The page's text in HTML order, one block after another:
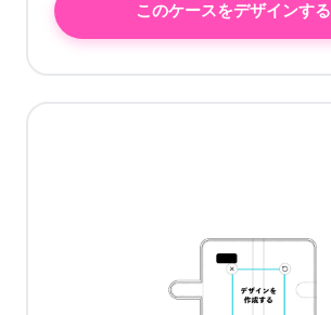
このケースをデザインする